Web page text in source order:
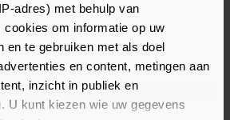
adres) met behulp van
cookies om informatie op uw
en te gebruiken met als doel
en content, metingen aan
inzicht in publiek en
U kunt kiezen wie uw gegevens